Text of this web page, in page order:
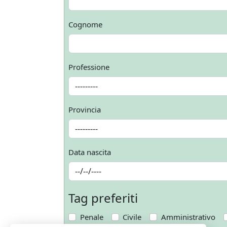
Cognome
Professione
Provincia
Data nascita
Tag preferiti
Penale Civile Amministrativo